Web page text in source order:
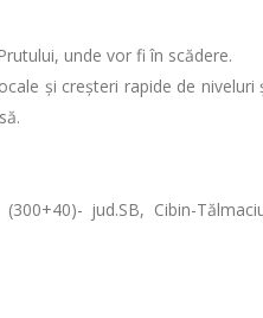
unde vor fi în scădere.
şi creşteri rapide de niveluri
jud.SB, Cibin-